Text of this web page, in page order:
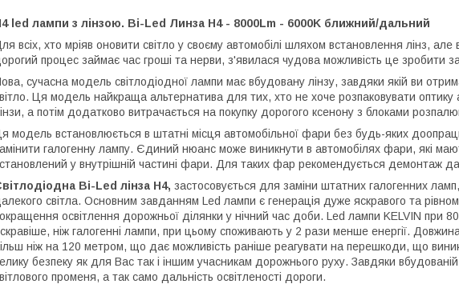
led лампи з лінзою. Bi-Led Линза H4 - 8000Lm - 6000K ближний/дальний
всіх, хто мріяв оновити світло у своєму автомобілі шляхом встановлення лінз,
процес займає час гроші та нерви, з'явилася чудова можливість це зробити
сучасна модель світлодіодної лампи має вбудовану лінзу, завдяки якій ви
Ця модель найкраща альтернатива для тих, хто не хоче розпаковувати оптику
а потім додатково витрачається на покупку дорогого ксенону з блоками
модель встановлюється в штатні місця автомобільної фари без будь-яких
галогенну лампу. Єдиний нюанс може виникнути в автомобілях фари, які
у внутрішній частині фари. Для таких фар рекомендується демонтаж
Bi-Led лінза H4, застосовується для заміни штатних галогенних
світла. Основним завданням Led лампи є генерація дуже яскравого та
освітлення дорожньої ділянки у нічний час доби. Led лампи KELVIN при
ніж галогенні лампи, при цьому споживають у 2 рази менше енергії.
ніж на 120 метром, що дає можливість раніше реагувати на перешкоди, що
безпеку як для Вас так і іншим учасникам дорожнього руху. Завдяки
променя, а так само дальність освітленості дороги.